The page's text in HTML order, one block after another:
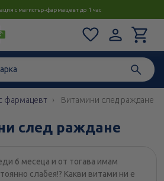
с магистър-фармацевт до 1 час
фармацевт Витамини след раждане
след раждане
6 месеца и от тогава имам
слабея!? Какви витами ни е